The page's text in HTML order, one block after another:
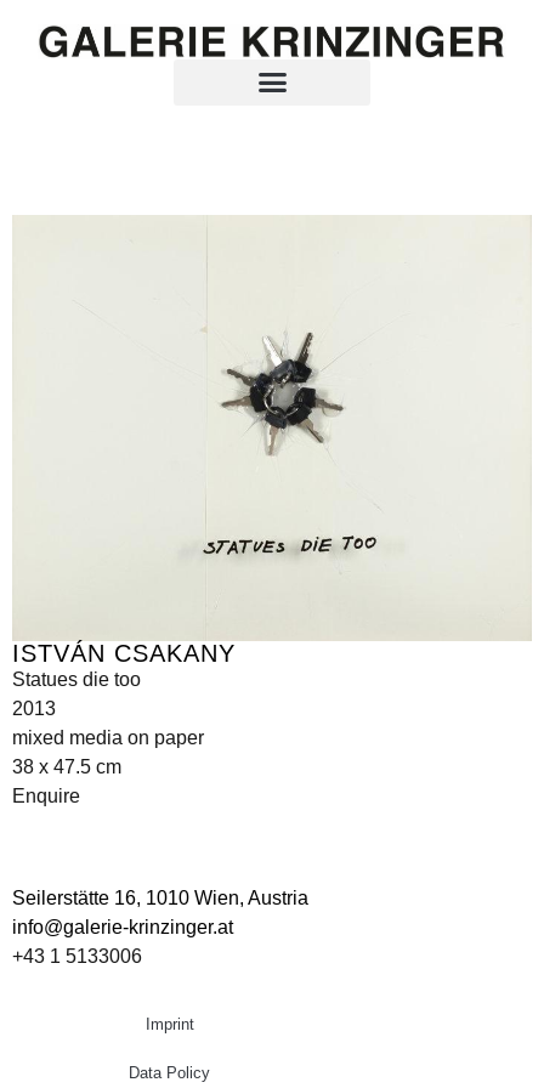
ISTVÁN CSAKANY
Statues die too
2013
mixed media on paper
38 x 47.5 cm
Enquire
Seilerstätte 16, 1010 Wien, Austria
info@galerie-krinzinger.at
+43 1 5133006
Imprint
Data Policy